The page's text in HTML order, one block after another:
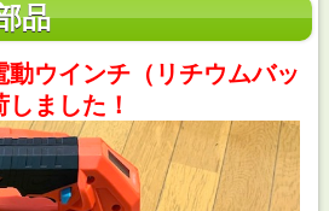
品
ウインチ（リチウムバッ
ました！